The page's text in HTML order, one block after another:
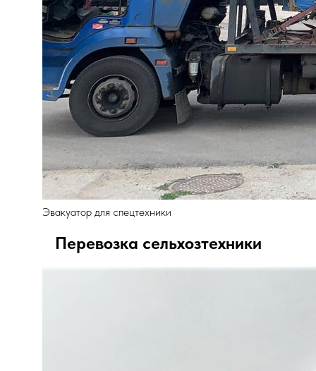
Эвакуатор для спецтехники
Перевозка сельхозтехники